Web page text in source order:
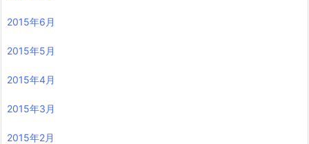
2015年6月
2015年5月
2015年4月
2015年3月
2015年2月